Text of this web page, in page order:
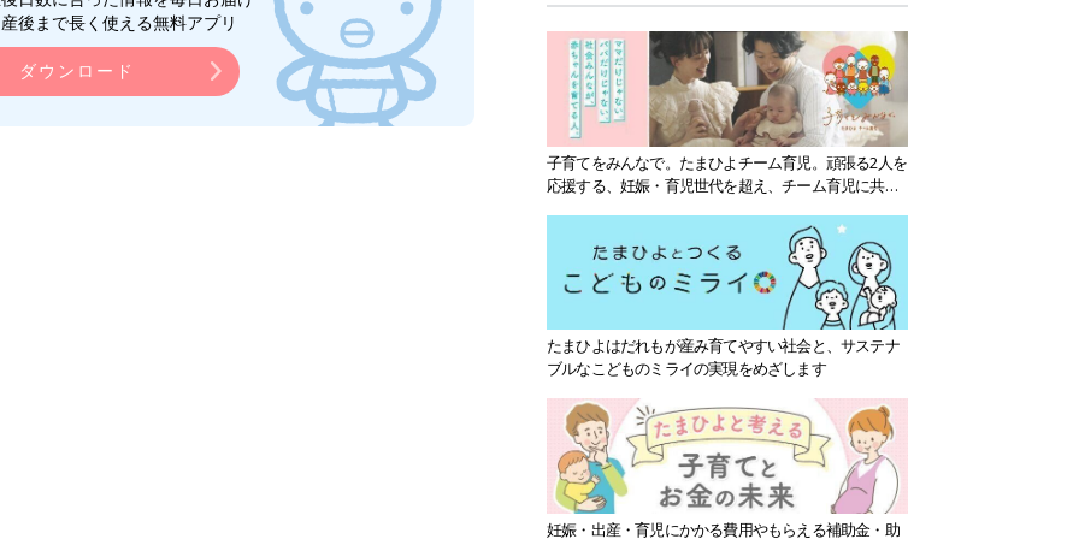
後まで長く使える無料アプリ
ダウンロード
子育てをみんなで。たまひよチーム育児。頑張る2人を
応援する、妊娠・育児世代を超え、チーム育児に共感
たまひよはだれもが産み育てやすい社会と、サステナ
ブルなこどものミライの実現をめざします
妊娠・出産・育児にかかる費用やもらえる補助金・助